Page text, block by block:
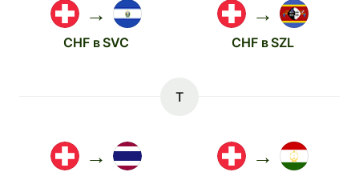
→
CHF в SVC
→
CHF в SZL
T
→ →